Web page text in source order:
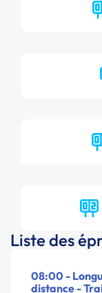
Liste des
08:00 -
distance -